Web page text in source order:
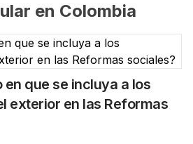
en Colombia
en que se incluya a los
exterior en las Reformas